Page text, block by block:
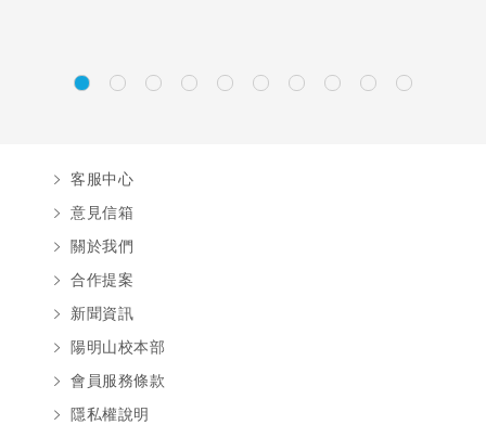
客服中心
意見信箱
關於我們
合作提案
新聞資訊
陽明山校本部
會員服務條款
隱私權說明